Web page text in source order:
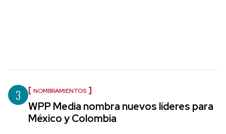
3 NOMBRAMIENTOS
WPP Media nombra nuevos líderes para
México y Colombia